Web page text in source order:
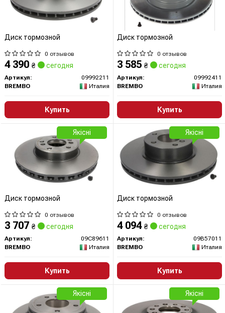
Диск тормозной
0 отзывов
4 390 ₴ сегодня
Артикул:
09992211
BREMBO
Италия
Купить
Диск тормозной
0 отзывов
3 585 ₴ сегодня
Артикул:
09992411
BREMBO
Италия
Купить
Диск тормозной
0 отзывов
3 707 ₴ сегодня
Артикул:
09C89611
BREMBO
Италия
Купить
Якісні
Диск тормозной
0 отзывов
4 094 ₴ сегодня
Артикул:
09B57011
BREMBO
Италия
Купить
Якісні
Якісні Якісні